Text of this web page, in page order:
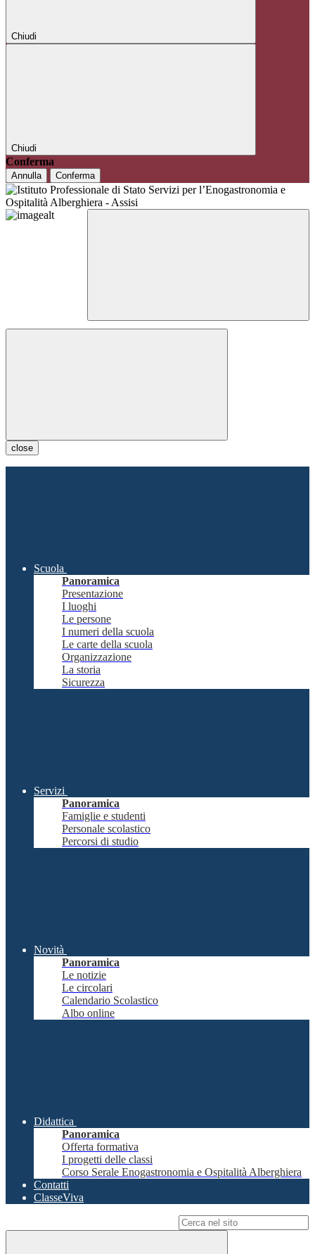
Chiudi
Chiudi
Conferma
Annulla Conferma
close
Scuola
Panoramica
Presentazione
I luoghi
Le persone
I numeri della scuola
Le carte della scuola
Organizzazione
La storia
Sicurezza
Servizi
Panoramica
Famiglie e studenti
Personale scolastico
Percorsi di studio
Novità
Panoramica
Le notizie
Le circolari
Calendario Scolastico
Albo online
Didattica
Panoramica
Offerta formativa
I progetti delle classi
Corso Serale Enogastronomia e Ospitalità Alberghiera
Contatti
ClasseViva